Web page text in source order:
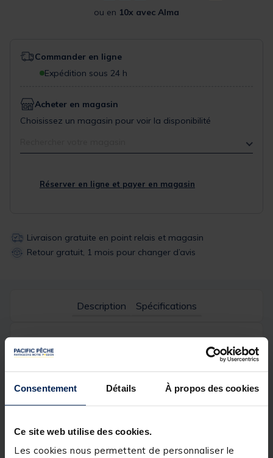
Consentement Détails À propos des cookies
Ce site web utilise des cookies.
Les cookies nous permettent de personnaliser le
ou en 10x avec Alma
Commander en ligne
Expédition sous 24 h
Acheter en magasin
Choisissez un magasin pour voir la disponibilité
Réserver en ligne et payer en magasin
Livraison gratuite en point relais et magasin
Retour gratuit, 1 mois pour changer d’avis
Description Spécifications
Description & détails
Description
vraiment démarquer votre esche et d'équilibrer le
poisson comme il faut.